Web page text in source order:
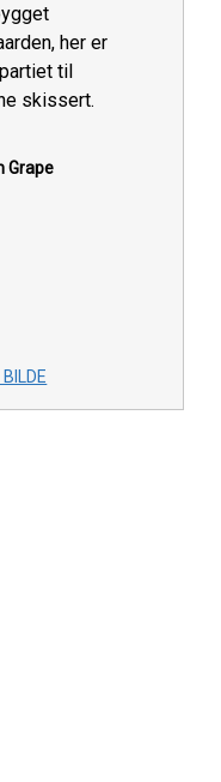
her er
til
skissert.
Grape
BILDE